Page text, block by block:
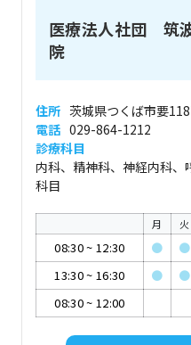
医療法人社団 筑
院
住所 茨城県つくば市要
電話 029-864-1212
診療科目
内科、精神科、神経内科
科目
月 火
08:30~ 12:30 ● ●
13:30~ 16:30 ● ●
08:30~ 12:00